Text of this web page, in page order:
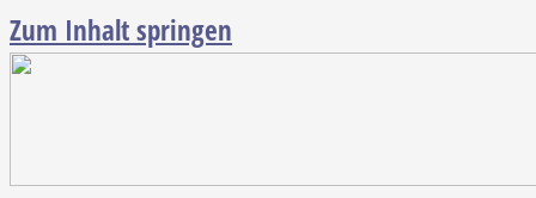
Zum Inhalt springen